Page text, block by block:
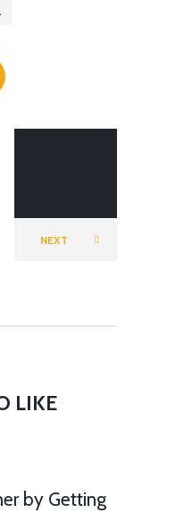
FRANCOPH
NEXT
LIKE
by Getting